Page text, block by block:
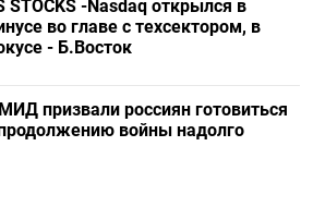
STOCKS -Nasdaq открылся в
во главе с техсектором, в
- Б.Восток
призвали россиян готовиться
войны надолго